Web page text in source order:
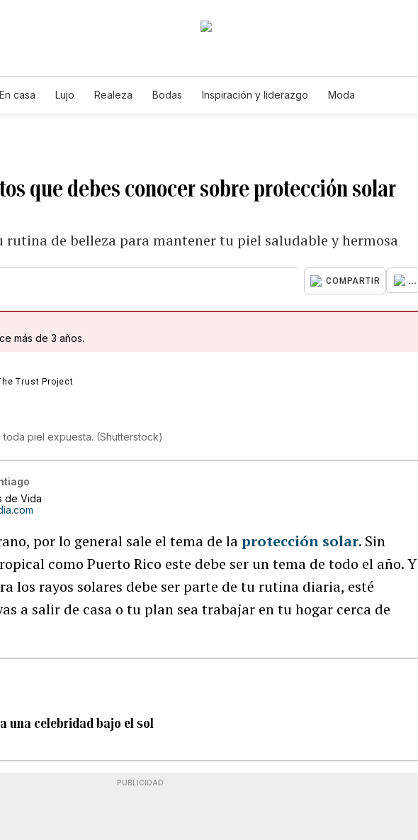
En casa Lujo Realeza Bodas Inspiración y liderazgo Moda
que debes conocer sobre protección solar
rutina de belleza para mantener tu piel saludable y hermosa
COMPARTIR ...
más de 3 años.
piel expuesta. (Shutterstock)
de Vida
por lo general sale el tema de laprotección solar. Sin
como Puerto Rico este debe ser un tema de todo el año. Y
los rayos solares debe ser parte de tu rutina diaria, esté
a salir de casa o tu plan sea trabajar en tu hogar cerca de
una celebridad bajo el sol
PUBLICIDAD